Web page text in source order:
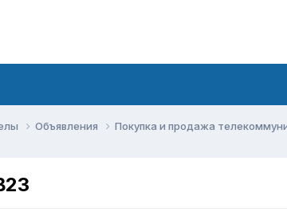
Объявления Покупка и продажа